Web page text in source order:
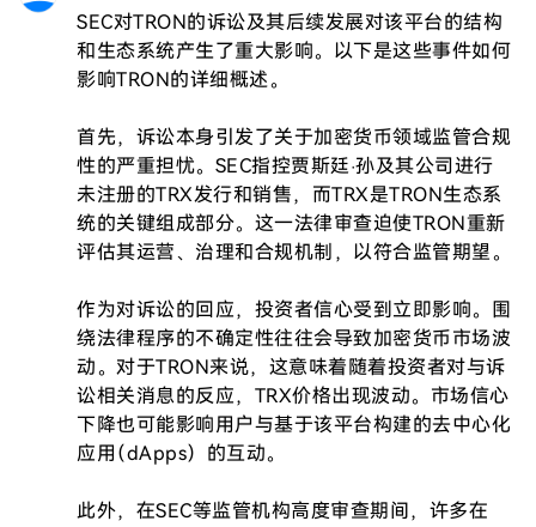
SEC对TRON的诉讼及其后续发展对该平台的结构
和生态系统产生了重大影响。以下是这些事件如何
影响TRON的详细概述。
首先，诉讼本身引发了关于加密货币领域监管合规
性的严重担忧。SEC指控贾斯廷·孙及其公司进行
未注册的TRX发行和销售，而TRX是TRON生态系
统的关键组成部分。这一法律审查迫使TRON重新
评估其运营、治理和合规机制，以符合监管期望。
作为对诉讼的回应，投资者信心受到立即影响。围
绕法律程序的不确定性往往会导致加密货币市场波
动。对于TRON来说，这意味着随着投资者对与诉
讼相关消息的反应，TRX价格出现波动。市场信心
下降也可能影响用户与基于该平台构建的去中心化
应用（dApps）的互动。
此外，在SEC等监管机构高度审查期间，许多在